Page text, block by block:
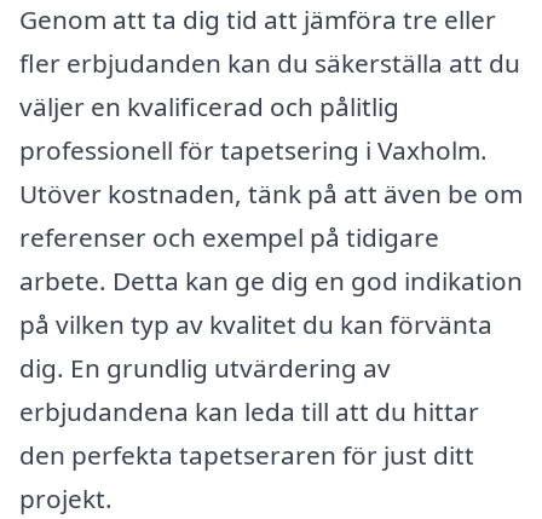
Genom att ta dig tid att jämföra tre eller
fler erbjudanden kan du säkerställa att du
väljer en kvalificerad och pålitlig
professionell för tapetsering i Vaxholm.
Utöver kostnaden, tänk på att även be om
referenser och exempel på tidigare
arbete. Detta kan ge dig en god indikation
på vilken typ av kvalitet du kan förvänta
dig. En grundlig utvärdering av
erbjudandena kan leda till att du hittar
den perfekta tapetseraren för just ditt
projekt.